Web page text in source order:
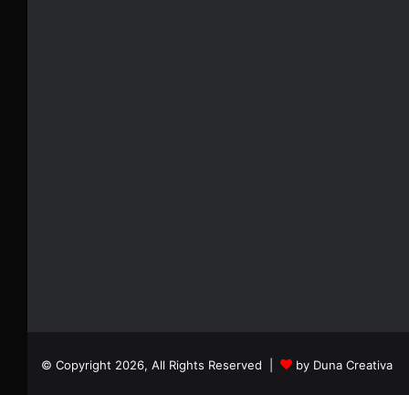
© Copyright 2026, All Rights Reserved | by Duna Creativa